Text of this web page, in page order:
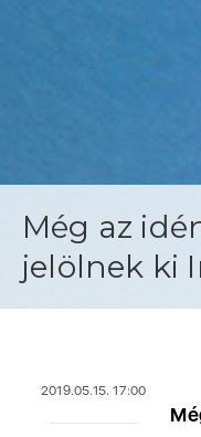
Még az
jelölnek ki
2019.05.15. 17:00